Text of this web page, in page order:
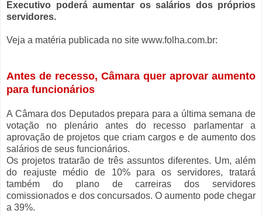
Executivo poderá aumentar os salários dos próprios
servidores.
Veja a matéria publicada no site www.folha.com.br:
Antes de recesso, Câmara quer aprovar aumento
para funcionários
A Câmara dos Deputados prepara para a última semana de
votação no plenário antes do recesso parlamentar a
aprovação de projetos que criam cargos e de aumento dos
salários de seus funcionários.
Os projetos tratarão de três assuntos diferentes. Um, além
do reajuste médio de 10% para os servidores, tratará
também do plano de carreiras dos servidores
comissionados e dos concursados. O aumento pode chegar
a 39%.